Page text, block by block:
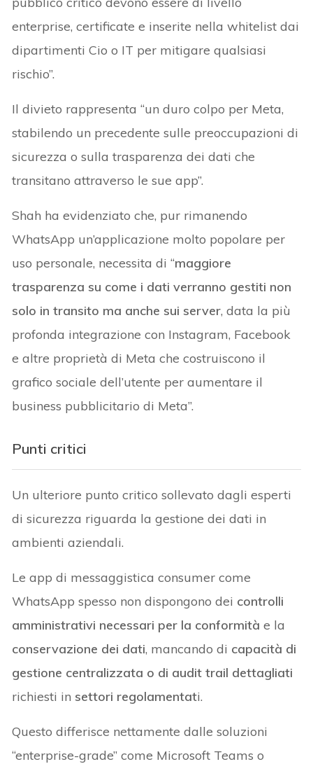
enterprise, certificate e inserite nella whitelist dai
dipartimenti Cio o IT per mitigare qualsiasi
rischio”.
Il divieto rappresenta “un duro colpo per Meta,
stabilendo un precedente sulle preoccupazioni di
sicurezza o sulla trasparenza dei dati che
transitano attraverso le sue app”.
Shah ha evidenziato che, pur rimanendo
WhatsApp un’applicazione molto popolare per
uso personale, necessita di “maggiore
trasparenza su come i dati verranno gestiti non
solo in transito ma anche sui server, data la più
profonda integrazione con Instagram, Facebook
e altre proprietà di Meta che costruiscono il
grafico sociale dell’utente per aumentare il
business pubblicitario di Meta”.
Punti critici
Un ulteriore punto critico sollevato dagli esperti
di sicurezza riguarda la gestione dei dati in
ambienti aziendali.
Le app di messaggistica consumer come
WhatsApp spesso non dispongono dei controlli
amministrativi necessari per la conformità e la
conservazione dei dati, mancando di capacità di
gestione centralizzata o di audit trail dettagliati
richiesti in settori regolamentati.
Questo differisce nettamente dalle soluzioni
“enterprise-grade” come Microsoft Teams o